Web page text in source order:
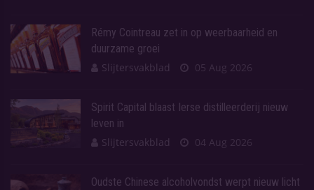
Rémy Cointreau zet in op weerbaarheid en
duurzame groei
Slijtersvakblad
05 Aug 2026
Spirit Capital blaast Ierse distilleerderij nieuw
leven in
Slijtersvakblad
04 Aug 2026
Oudste Chinese alcoholvondst werpt nieuw licht